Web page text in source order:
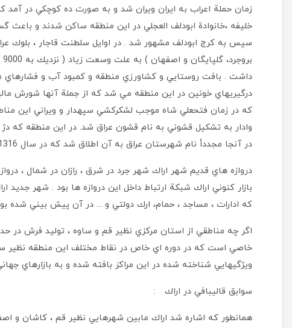
زمان حملة اعراب به ايران ويران شد و به صورت ده كوچكي در
خليفه ،خانوادة ابودلف العجلي در اين منطقه ساكن شدند و
سپس به كرج ابودلف مشهور شد . در اوايل سلطنت قاجار ، بلوك
داشت . بافت روستايي و كشاورزي منطقه و كمبود آب و فشارهاي
درگيريهاي خونين در اين منطقه مي شد كه از جملة آنها شورش
وادار به تشكيل قشوني به نام قشون عراق شد. در اين منطقه كه
در آنجا مجددأ نام شهرستان عراق به آن اطلاق شد كه در سال 1316 ه.ش مجددأ به اراك تبديل شد .
دروازه هاي قديم شهر اراك شهر جرد در شرق ، رازان در شمال ،
بازار كنوني اراك شبكة ارتباط داخل اين دروازه ها بود . شهر
كه ادارات ، مساجد ، حمام، ارك دولتي و ... در آن پيش بيني شده
اگر چه مناطقي از استان مركزي نظير قم و ساوه ، توليد فرش در
خاصي است كه در دوره اي خاص در نقاط مختلف اين منطقه نظير
ويژگيهايي شناخته شده در اين مراكز بافته شده و به بازارهاي
سوابق قاليبافي در اراك :
همانطور كه اشاره شد اراك مابين شهرهايي نظير قم ، كاشان و